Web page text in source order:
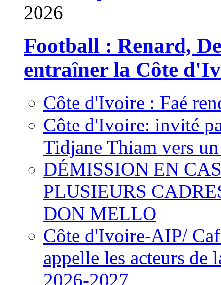
2026
Football : Renard,
entraîner la Côte
Côte d'Ivoire : Faé
Côte d'Ivoire: invité
Tidjane Thiam vers
DÉMISSION EN
PLUSIEURS
DON MELLO
Côte d'Ivoire-AIP/
appelle les acteurs de
2026-2027